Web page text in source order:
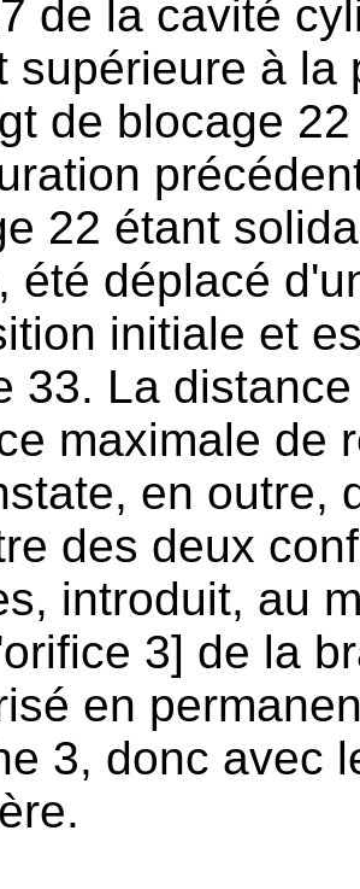
de la cavité
supérieure à la
de blocage
22 étant
été déplacé
initiale et
33. La
maximale de
en outre,
des deux
introduit, au
3] de la
en
3, donc avec